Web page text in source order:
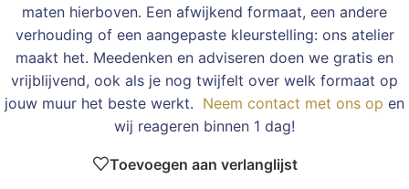
maten hierboven. Een afwijkend formaat, een andere
verhouding of een aangepaste kleurstelling: ons atelier
maakt het. Meedenken en adviseren doen we gratis en
vrijblijvend, ook als je nog twijfelt over welk formaat op
jouw muur het beste werkt. Neem contact met ons op en
wij reageren binnen 1 dag!
Toevoegen aan verlanglijst